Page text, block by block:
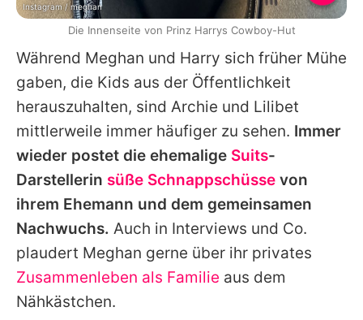
Während Meghan und Harry sich früher Mühe
gaben, die Kids aus der Öffentlichkeit
herauszuhalten, sind Archie und Lilibet
mittlerweile immer häufiger zu sehen. Immer
wieder postet die ehemalige Suits-
Darstellerin süße Schnappschüsse von
ihrem Ehemann und dem gemeinsamen
Nachwuchs. Auch in Interviews und Co.
plaudert Meghan gerne über ihr privates
Zusammenleben als Familie aus dem
Nähkästchen.
Instagram / meghan
Die Innenseite von Prinz Harrys Cowboy-Hut